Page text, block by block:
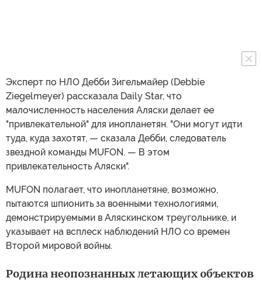
Эксперт по НЛО Дебби Зигельмайер (Debbie
Ziegelmeyer) рассказала Daily Star, что
малочисленность населения Аляски делает ее
"привлекательной" для инопланетян. "Они могут идти
туда, куда захотят, — сказала Дебби, следователь
звездной команды MUFON. — В этом
привлекательность Аляски".
MUFON полагает, что инопланетяне, возможно,
пытаются шпионить за военными технологиями,
демонстрируемыми в Аляскинском треугольнике, и
указывает на всплеск наблюдений НЛО со времен
Второй мировой войны.
Родина неопознанных летающих объектов